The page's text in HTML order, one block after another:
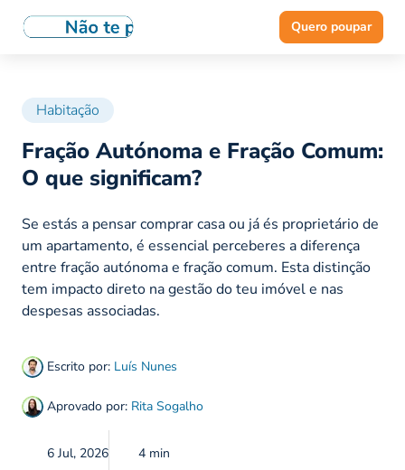
Quero poupar
Habitação
Fração Autónoma e Fração Comum:
O que significam?
Escrito por: Luís Nunes
Aprovado por: Rita Sogalho
6 Jul, 2026 4 min
Se estás a pensar comprar casa ou já és proprietário de
um apartamento, é essencial perceberes a diferença
entre fração autónoma e fração comum. Esta distinção
tem impacto direto na gestão do teu imóvel e nas
despesas associadas.